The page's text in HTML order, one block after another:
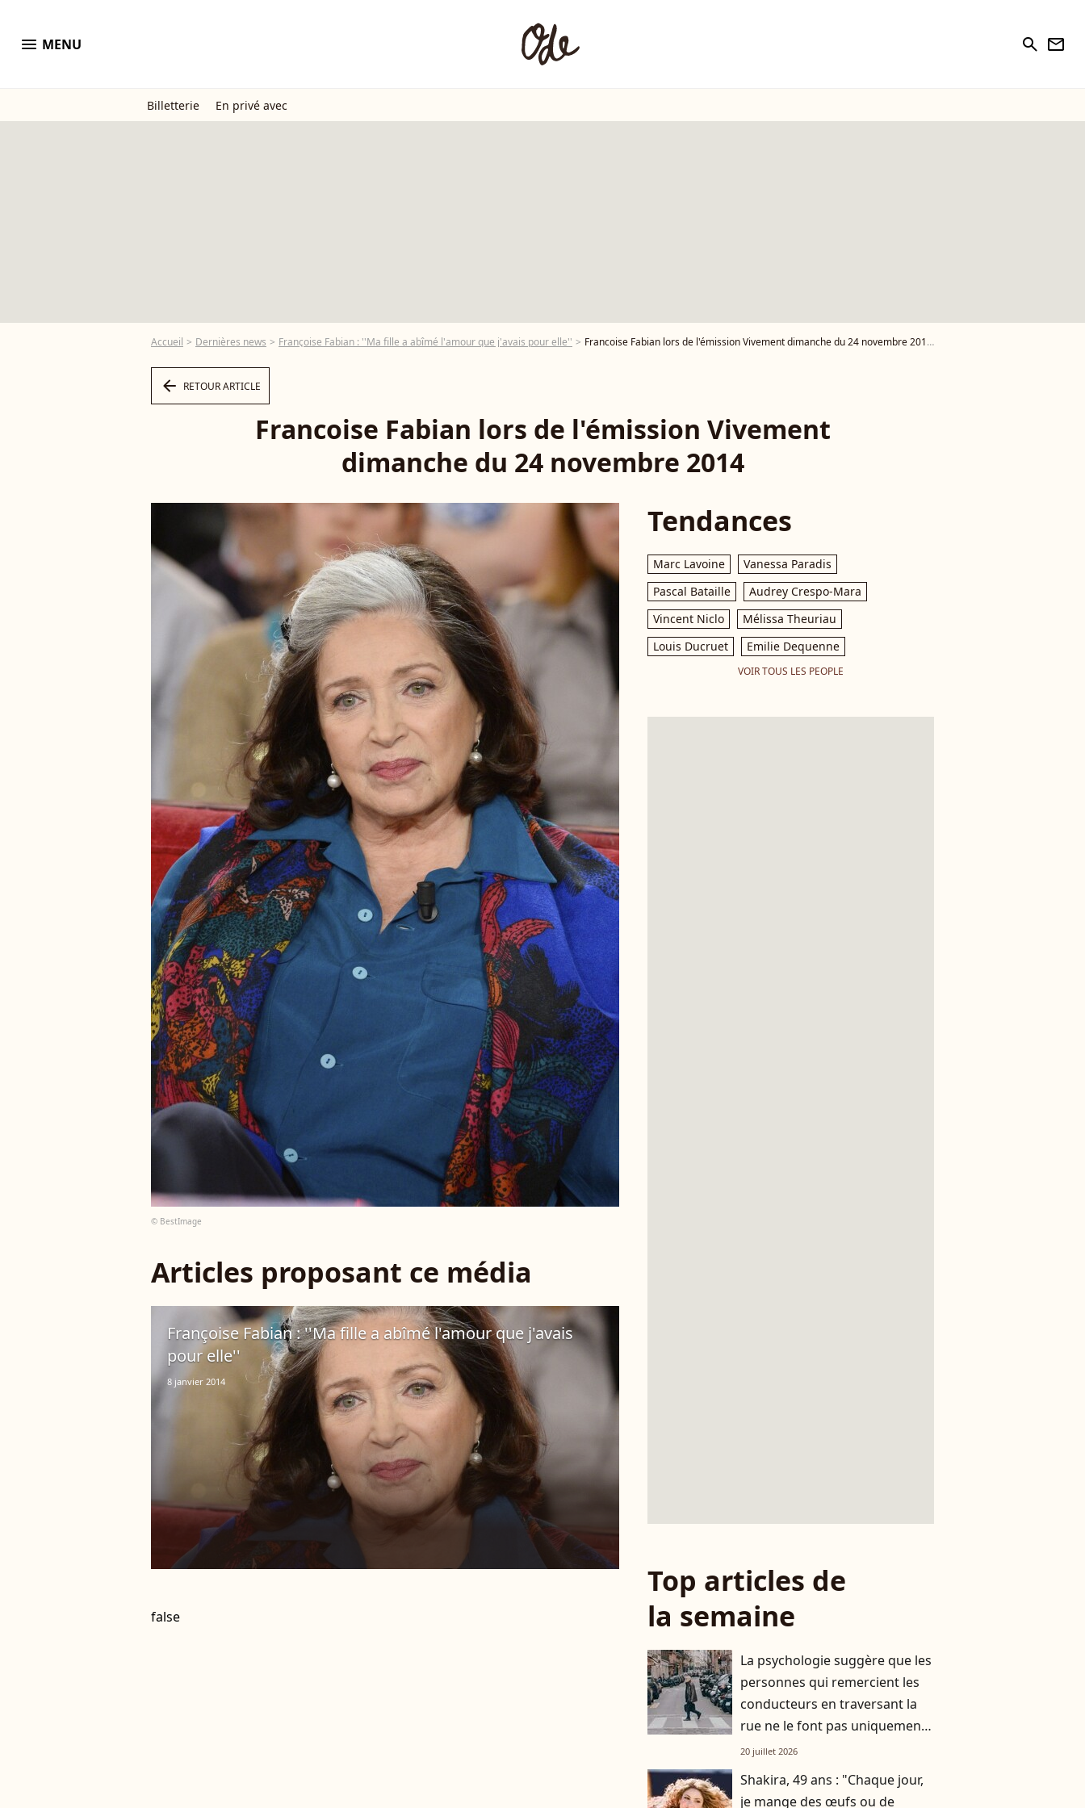
menu MENU search newsletter
Billetterie En privé avec
Accueil Dernières news Françoise Fabian : ''Ma fille a abîmé l'amour que j'avais pour elle'' Francoise Fabian lors de l'émission Vivement dimanche du 24 novembre 2014 - Photo
arrow_left RETOUR ARTICLE
Francoise Fabian lors de l'émission Vivement
dimanche du 24 novembre 2014
© BestImage
Articles proposant ce média
Françoise Fabian : ''Ma fille a abîmé l'amour que j'avais
pour elle''
8 janvier 2014
false
Tendances
Marc Lavoine
Vanessa Paradis
Pascal Bataille
Audrey Crespo-Mara
Vincent Niclo
Mélissa Theuriau
Louis Ducruet
Emilie Dequenne
VOIR TOUS LES PEOPLE
Top articles de
la semaine
La psychologie suggère que les
personnes qui remercient les
conducteurs en traversant la
rue ne le font pas uniquement
par gratitude
20 juillet 2026
Shakira, 49 ans : "Chaque jour,
je mange des œufs ou de